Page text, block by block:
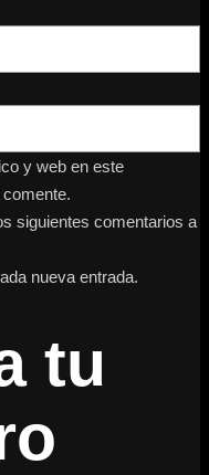
y web en este
siguientes comentarios a
nueva entrada.
tu